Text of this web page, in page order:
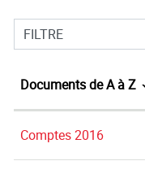
FILTRE
Documents de A à Z
Comptes 2016